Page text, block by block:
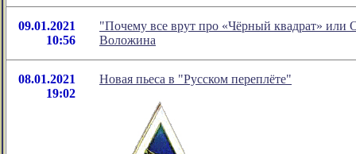
09.01.2021
10:56
"Почему все врут про «Чёрный квадрат» или
Воложина
08.01.2021
19:02
Новая пьеса в "Русском переплёте"